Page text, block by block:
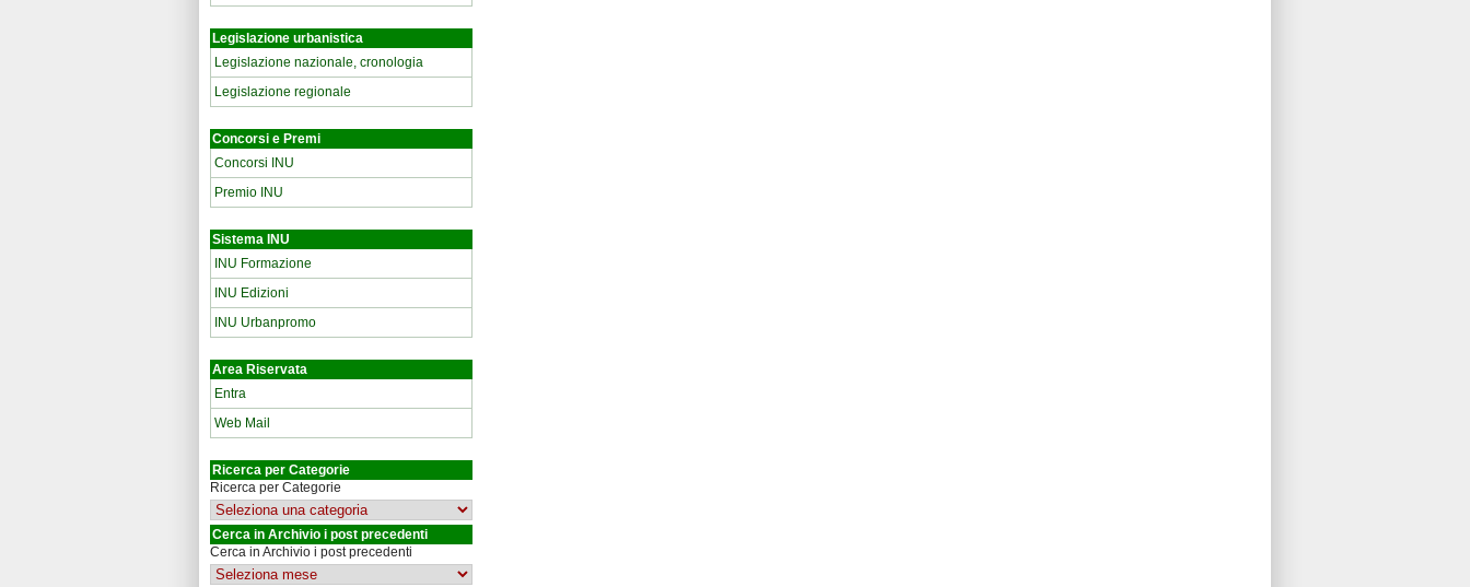
Legislazione urbanistica
Legislazione nazionale, cronologia
Legislazione regionale
Concorsi e Premi
Concorsi INU
Premio INU
Sistema INU
INU Formazione
INU Edizioni
INU Urbanpromo
Area Riservata
Entra
Web Mail
Ricerca per Categorie
Ricerca per Categorie
Cerca in Archivio i post precedenti
Cerca in Archivio i post precedenti